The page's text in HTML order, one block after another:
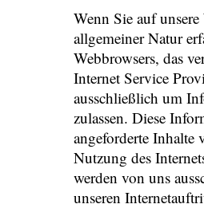
Wenn Sie auf
allgemeiner Natur
Webbrowsers, das
Internet Service
ausschließlich um
zulassen. Diese
angeforderte Inhalte
Nutzung des
werden von uns
unseren